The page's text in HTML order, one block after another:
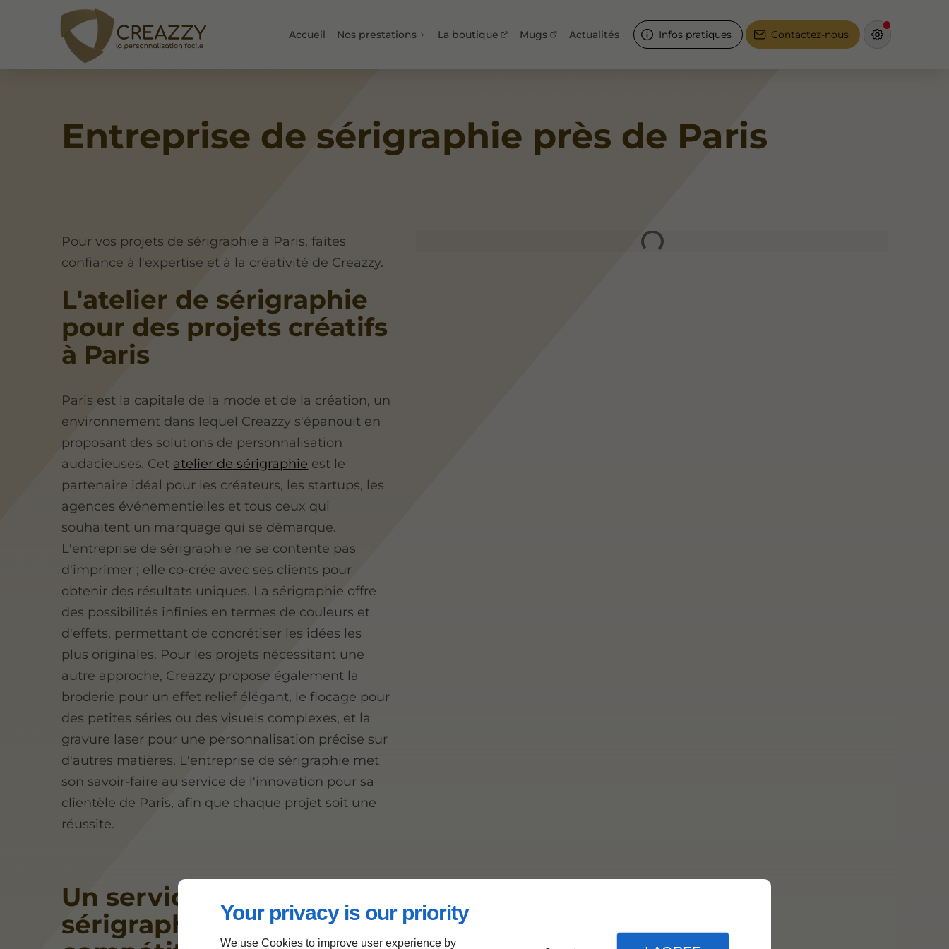
Your privacy is our priority
We use Cookies to improve user experience by
Accueil Nos prestations La boutique Mugs Actualités Infos pratiques Contactez-nous
Entreprise de sérigraphie près de Paris
Pour vos projets de sérigraphie à Paris, faites
confiance à l'expertise et à la créativité de Creazzy.
L'atelier de sérigraphie
pour des projets créatifs
à Paris
Paris est la capitale de la mode et de la création, un
environnement dans lequel Creazzy s'épanouit en
proposant des solutions de personnalisation
audacieuses. Cet atelier de sérigraphie est le
partenaire idéal pour les créateurs, les startups, les
agences événementielles et tous ceux qui
souhaitent un marquage qui se démarque.
L'entreprise de sérigraphie ne se contente pas
d'imprimer ; elle co-crée avec ses clients pour
obtenir des résultats uniques. La sérigraphie offre
des possibilités infinies en termes de couleurs et
d'effets, permettant de concrétiser les idées les
plus originales. Pour les projets nécessitant une
autre approche, Creazzy propose également la
broderie pour un effet relief élégant, le flocage pour
des petites séries ou des visuels complexes, et la
gravure laser pour une personnalisation précise sur
d'autres matières. L'entreprise de sérigraphie met
son savoir-faire au service de l'innovation pour sa
clientèle de Paris, afin que chaque projet soit une
réussite.
Un service de
sérigraphie réactif et